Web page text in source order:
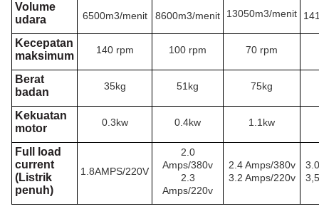
Volume
udara
6500m3/menit 8600m3/menit 13050m3/menit
Kecepatan
maksimum
140 rpm 100 rpm 70 rpm
Berat
badan
35kg 51kg 75kg
Kekuatan
motor
0.3kw 0.4kw 1.1kw
Full load
current
(Listrik
penuh)
1.8AMPS/220V
2.0
Amps/380v
2.3
Amps/220v
2.4 Amps/380v
3.2 Amps/220v